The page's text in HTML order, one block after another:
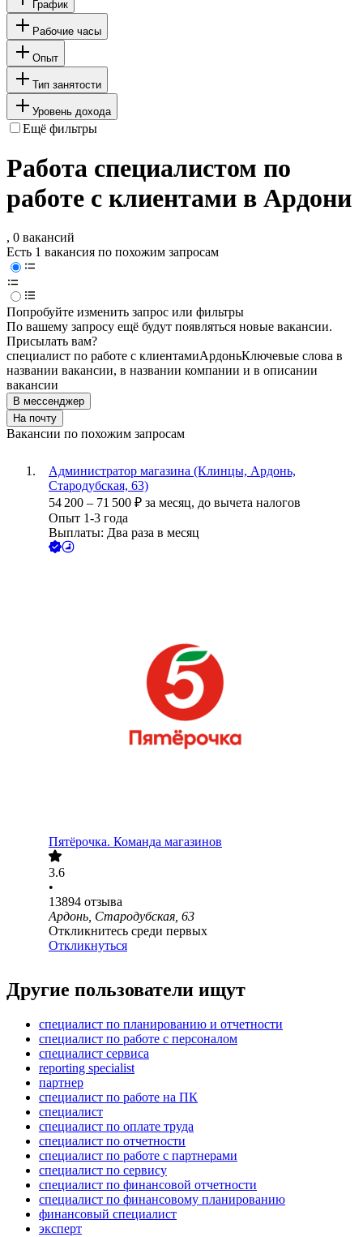
График
Рабочие часы
Опыт
Тип занятости
Уровень дохода
Ещё фильтры
Работа специалистом по
работе с клиентами в Ардони
, 0 вакансий
Есть 1 вакансия по похожим запросам
Попробуйте изменить запрос или фильтры
По вашему запросу ещё будут появляться новые вакансии.
Присылать вам?
специалист по работе с клиентамиАрдоньКлючевые слова в
названии вакансии, в названии компании и в описании
вакансии
В мессенджер
На почту
Вакансии по похожим запросам
Администратор магазина (Клинцы, Ардонь,
Стародубская, 63)
54 200 – 71 500 ₽ за месяц, до вычета налогов
Опыт 1-3 года
Выплаты: Два раза в месяц
Пятёрочка. Команда магазинов
3.6
•
13894 отзыва
Ардонь, Стародубская, 63
Откликнитесь среди первых
Откликнуться
Другие пользователи ищут
специалист по планированию и отчетности
специалист по работе с персоналом
специалист сервиса
reporting specialist
партнер
специалист по работе на ПК
специалист
специалист по оплате труда
специалист по отчетности
специалист по работе с партнерами
специалист по сервису
специалист по финансовой отчетности
специалист по финансовому планированию
финансовый специалист
эксперт